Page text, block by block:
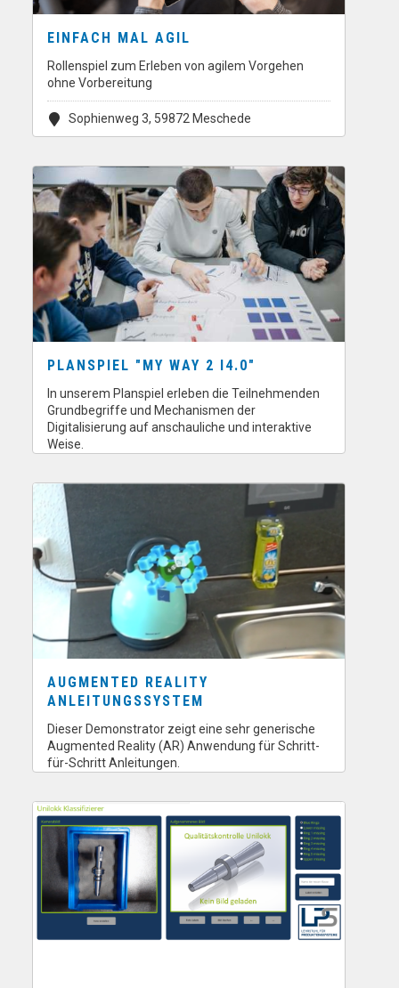
EINFACH MAL AGIL
Rollenspiel zum Erleben von agilem Vorgehen
ohne Vorbereitung
Sophienweg 3, 59872 Meschede
PLANSPIEL "MY WAY 2 I4.0"
In unserem Planspiel erleben die Teilnehmenden
Grundbegriffe und Mechanismen der
Digitalisierung auf anschauliche und interaktive
Weise.
AUGMENTED REALITY
ANLEITUNGSSYSTEM
Dieser Demonstrator zeigt eine sehr generische
Augmented Reality (AR) Anwendung für Schritt-
für-Schritt Anleitungen.